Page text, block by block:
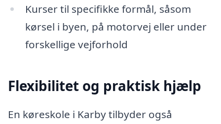
Kurser til specifikke formål, såsom
kørsel i byen, på motorvej eller under
forskellige vejforhold
Flexibilitet og praktisk hjælp
En køreskole i Karby tilbyder også